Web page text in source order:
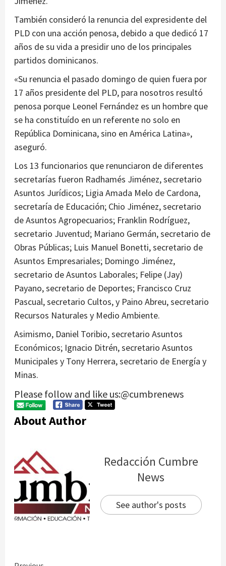
También consideró la renuncia del expresidente del
PLD con una acción penosa, debido a que dedicó 17
años de su vida a presidir uno de los principales
partidos dominicanos.
«Su renuncia el pasado domingo de quien fuera por
17 años presidente del PLD, para nosotros resultó
penosa porque Leonel Fernández es un hombre que
se ha constituído en un referente no solo en
República Dominicana, sino en América Latina»,
aseguró.
Los 13 funcionarios que renunciaron de diferentes
secretarías fueron Radhamés Jiménez, secretario
Asuntos Jurídicos; Ligia Amada Melo de Cardona,
secretaría de Educación; Chio Jiménez, secretario
de Asuntos Agropecuarios; Franklin Rodríguez,
secretario Juventud; Mariano Germán, secretario de
Obras Públicas; Luis Manuel Bonetti, secretario de
Asuntos Empresariales; Domingo Jiménez,
secretario de Asuntos Laborales; Felipe (Jay)
Payano, secretario de Deportes; Francisco Cruz
Pascual, secretario Cultos, y Paino Abreu, secretario
Recursos Naturales y Medio Ambiente.
Asimismo, Daniel Toribio, secretario Asuntos
Económicos; Ignacio Ditrén, secretario Asuntos
Municipales y Tony Herrera, secretario de Energía y
Minas.
Please follow and like us:@cumbrenews
About Author
Redacción Cumbre
News
See author's posts